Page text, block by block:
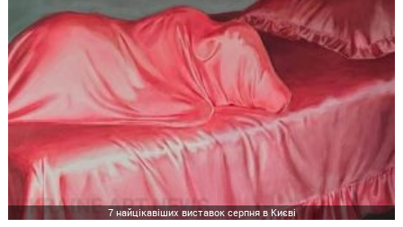
7 найцікавіших виставок серпня в Києві